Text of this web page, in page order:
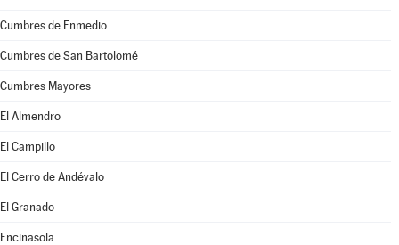
Cumbres de Enmedio
Cumbres de San Bartolomé
Cumbres Mayores
El Almendro
El Campillo
El Cerro de Andévalo
El Granado
Encinasola